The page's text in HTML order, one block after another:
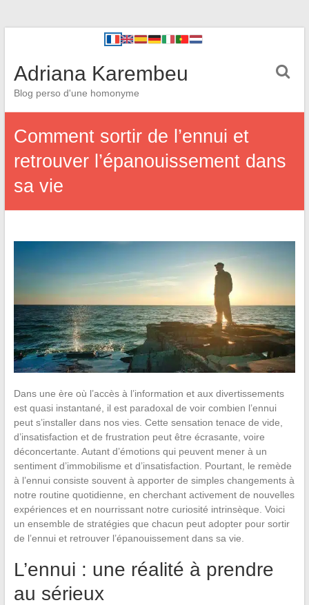
Adriana Karembeu
Blog perso d'une homonyme
Comment sortir de l’ennui et
retrouver l’épanouissement dans
sa vie
Dans une ère où l’accès à l’information et aux divertissements
est quasi instantané, il est paradoxal de voir combien l’ennui
peut s’installer dans nos vies. Cette sensation tenace de vide,
d’insatisfaction et de frustration peut être écrasante, voire
déconcertante. Autant d’émotions qui peuvent mener à un
sentiment d’immobilisme et d’insatisfaction. Pourtant, le remède
à l’ennui consiste souvent à apporter de simples changements à
notre routine quotidienne, en cherchant activement de nouvelles
expériences et en nourrissant notre curiosité intrinsèque. Voici
un ensemble de stratégies que chacun peut adopter pour sortir
de l’ennui et retrouver l’épanouissement dans sa vie.
L’ennui : une réalité à prendre
au sérieux